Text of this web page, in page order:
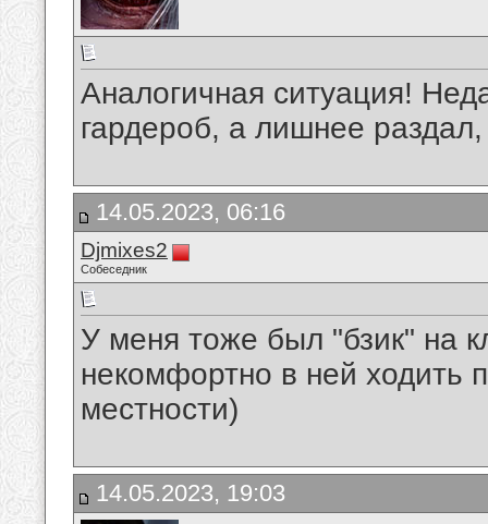
Аналогичная ситуация!
гардероб, а лишнее
14.05.2023, 06:16
Djmixes2
Собеседник
У меня тоже был "бзик" на
некомфортно в ней ходить
местности)
14.05.2023, 19:03